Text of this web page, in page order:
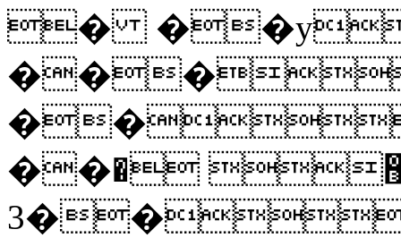
�
��޺ �
��3� ��� 